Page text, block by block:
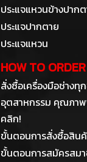
ประแจแหวนข้างปาก
ประแจปากตาย
ประแจแหวน
HOW TO ORDER
สั่งซื้อเครื่องมือช่างทุ
อุตสาหกรรม คุณภา
คลิก!
ขั้นตอนการสั่งซื้อสิน
ขั้นตอนการสมัครสม